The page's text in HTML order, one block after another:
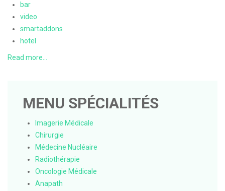
bar
video
smartaddons
hotel
Read more...
MENU SPÉCIALITÉS
Imagerie Médicale
Chirurgie
Médecine Nucléaire
Radiothérapie
Oncologie Médicale
Anapath